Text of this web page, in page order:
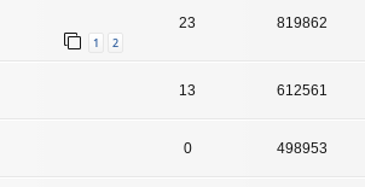
1 2
23 819862
13 612561
0 498953